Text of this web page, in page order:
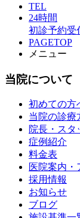
TEL
24時間
初診予約受
PAGETOP
メニュー
当院について
初めての方
当院の診療
院長・スタ
症例紹介
料金表
医院案内・
採用情報
お知らせ
ブログ